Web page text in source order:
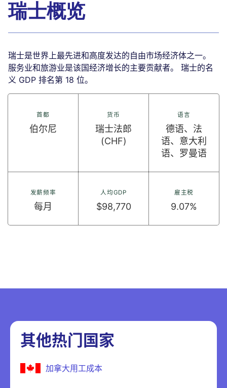
瑞士概览
瑞士是世界上最先进和高度发达的自由市场经济体之一。
服务业和旅游业是该国经济增长的主要贡献者。 瑞士的名
义 GDP 排名第 18 位。
首都
伯尔尼
货币
瑞士法郎
(CHF)
语言
德语、法
语、意大利
语、罗曼语
发薪频率
每月
人均GDP
$98,770
雇主税
9.07%
其他热门国家
加拿大用工成本